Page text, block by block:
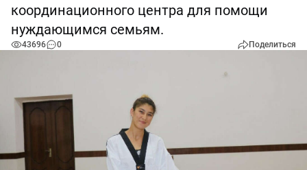
координационного центра для помощи
нуждающимся семьям.
43696 0 Поделиться